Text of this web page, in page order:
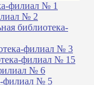
филиал № 1
№ 2
библиотека-
филиал № 3
филиал № 15
№ 6
филиал № 5